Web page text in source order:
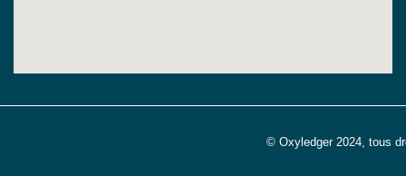
© Oxyledger 2024, tous